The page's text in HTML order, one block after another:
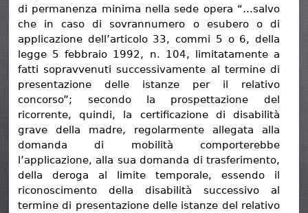
di permanenza minima nella sede opera “…salvo
che in caso di sovrannumero o esubero o di
applicazione dell’articolo 33, commi 5 o 6, della
legge 5 febbraio 1992, n. 104, limitatamente a
fatti sopravvenuti successivamente al termine di
presentazione delle istanze per il relativo
concorso”; secondo la prospettazione del
ricorrente, quindi, la certificazione di disabilità
grave della madre, regolarmente allegata alla
domanda di mobilità comporterebbe
l’applicazione, alla sua domanda di trasferimento,
della deroga al limite temporale, essendo il
riconoscimento della disabilità successivo al
termine di presentazione delle istanze del relativo